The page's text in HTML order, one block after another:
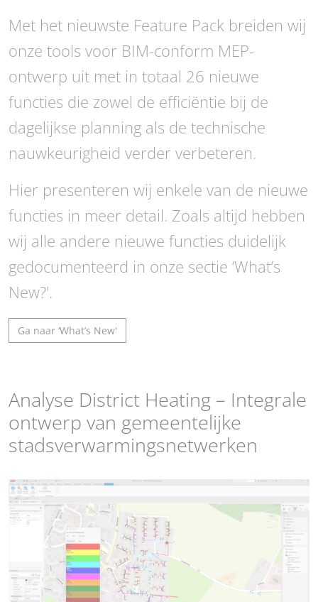
Met het nieuwste Feature Pack breiden wij
onze tools voor BIM-conform MEP-
ontwerp uit met in totaal 26 nieuwe
functies die zowel de efficiëntie bij de
dagelijkse planning als de technische
nauwkeurigheid verder verbeteren.
Hier presenteren wij enkele van de nieuwe
functies in meer detail. Zoals altijd hebben
wij alle andere nieuwe functies duidelijk
gedocumenteerd in onze sectie ‘What’s
New?'.
Ga naar ‘What’s New'
Analyse District Heating – Integrale
ontwerp van gemeentelijke
stadsverwarmingsnetwerken